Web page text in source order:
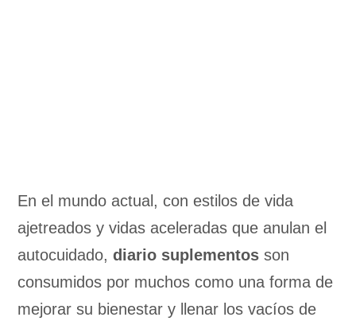
En el mundo actual, con estilos de vida
ajetreados y vidas aceleradas que anulan el
autocuidado,diario suplementos son
consumidos por muchos como una forma de
mejorar su bienestar y llenar los vacíos de